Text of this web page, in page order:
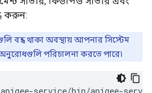
করুন:
বন্ধ থাকা অবস্থায় আপনার সিস্টেম
পরিচালনা করতে পারে৷